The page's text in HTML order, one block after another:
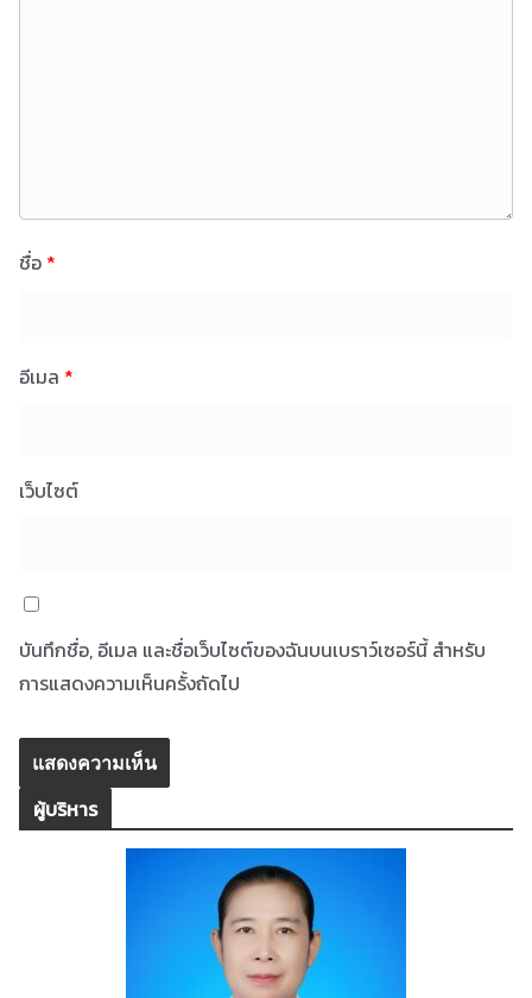
ชื่อ *
อีเมล *
เว็บไซต์
บันทึกชื่อ, อีเมล และชื่อเว็บไซต์ของฉันบนเบราว์เซอร์นี้ สำหรับ
การแสดงความเห็นครั้งถัดไป
ผู้บริหาร